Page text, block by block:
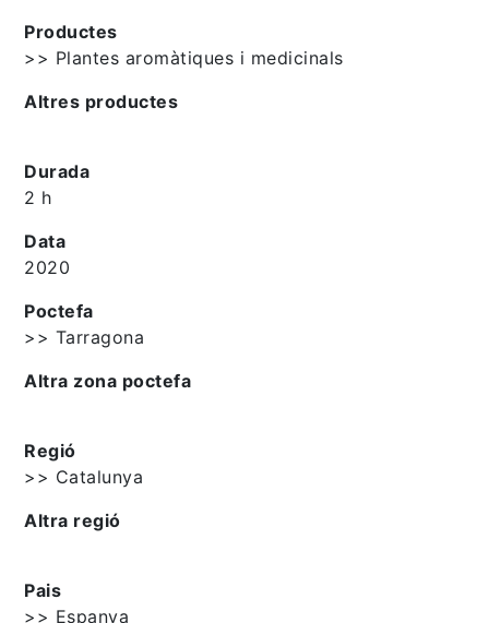
Productes
>> Plantes aromàtiques i medicinals
Altres productes
Durada
2 h
Data
2020
Poctefa
>> Tarragona
Altra zona poctefa
Regió
>> Catalunya
Altra regió
Pais
>> Espanya